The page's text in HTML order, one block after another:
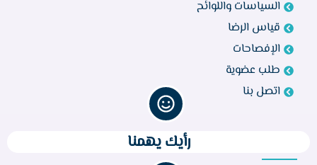
السياسات واللوائح
قياس الرضا
الإفصاحات
طلب عضوية
اتصل بنا
رأيك يهمنا